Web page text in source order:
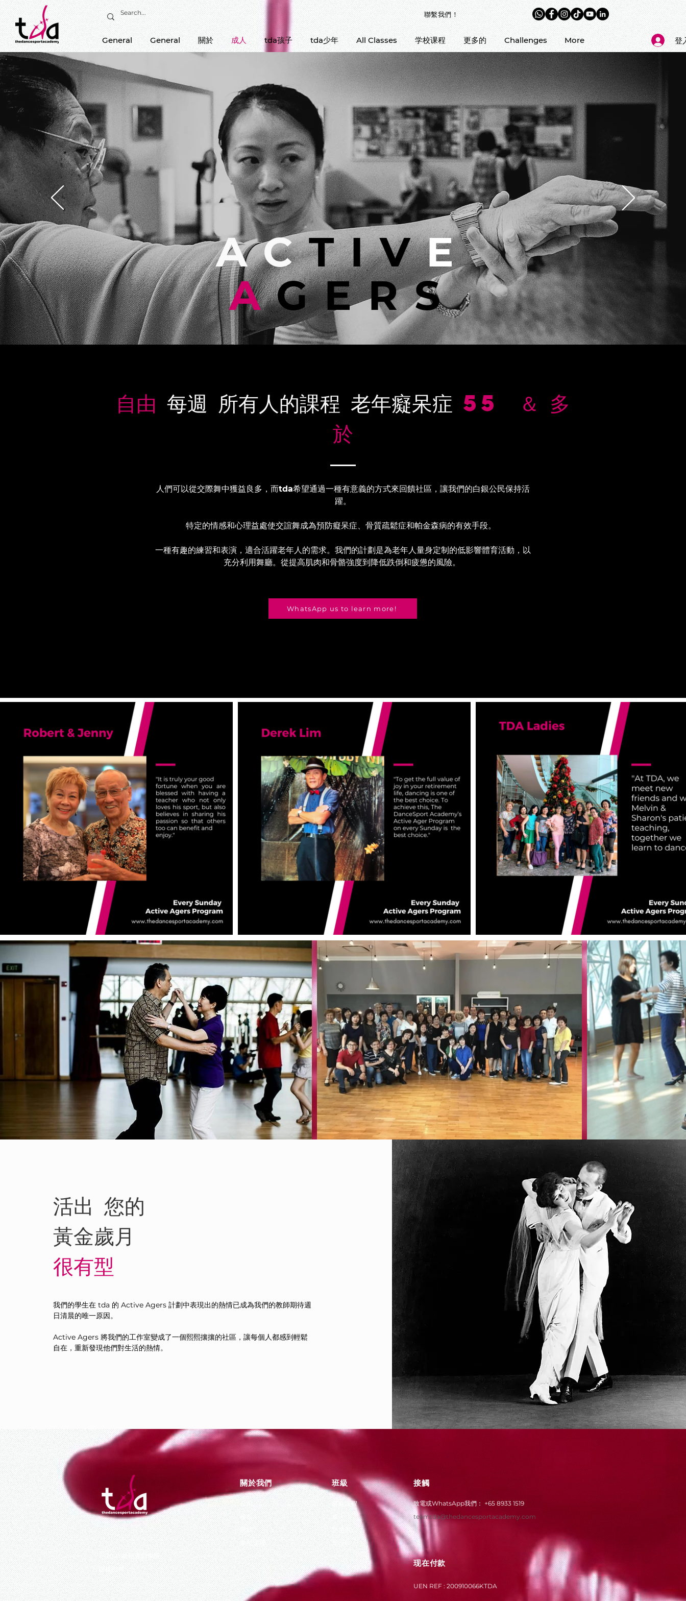
聯繫我們！
General General 關於 成人 tda孩子 tda少年 All Classes 学校课程 更多的 Challenges More 登
ACTIVE
AGERS
自由 每週 所有人的課程 老年癡呆症 55
＆ 多
於
人們可以從交際舞中獲益良多，而tda希望通過一種有意義的方式來回饋社區，讓我們的白銀公民保持活
躍。
特定的情感和心理益處使交誼舞成為預防癡呆症、骨質疏鬆症和帕金森病的有效手段。
一種有趣的練習和表演，適合活躍老年人的需求。我們的計劃是為老年人量身定制的低影響體育活動，以
充分利用舞廳。從提高肌肉和骨骼強度到降低跌倒和疲憊的風險。
WhatsApp us to learn more!
活出 您的
黃金歲月
很有型
我們的學生在 tda 的 Active Agers 計劃中表現出的熱情已成為我們的教師期待週
日清晨的唯一原因。
Active Agers 將我們的工作室變成了一個熙熙攘攘的社區，讓每個人都感到輕鬆
自在，重新發現他們對生活的熱情。
© 2021 舞蹈運動學院
版權所有
關於我們
公司
校長
講師
學校課程
班級 接觸
致電或WhatsApp我們： +65 8933 1519
teamtda@thedancesportacademy.com
所有課程
成人
兒童用
青少年
现在付款
UEN REF : 200910066KTDA